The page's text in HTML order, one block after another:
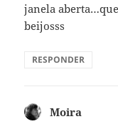
janela
beijosss
RESPONDER
Moira